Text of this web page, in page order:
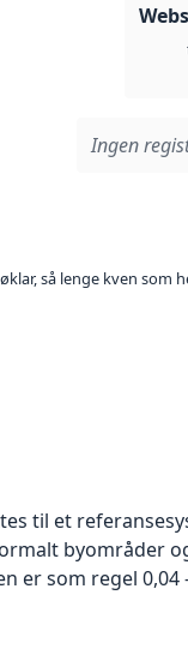
Ingen
så lenge kven som
til et
byområder
som regel 0,04